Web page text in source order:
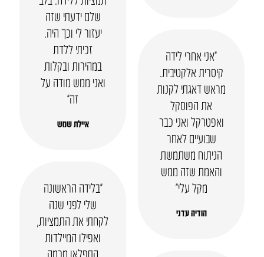
שלם ידעתי שזה
יעזור לי וכך היה.
זכיתי ללדת
במהירות ובקלות
ואני ממש מודה על
זה”
איילת שמש
“אני אחרי לידה
קיסרית אלקטיבית.
מראש דאגתי לקנות
את הפוסקל
ואפטרקל ואני כבר
שבועיים לאחר
הניתוח משתמשת
והאמת שזה ממש
מקל עלי״
הודיה עדני
“בלידה הראשונה
שלי לפני שנה
לקחתי את התמציות,
ואפילו המיילדות
התפלאו מכמה